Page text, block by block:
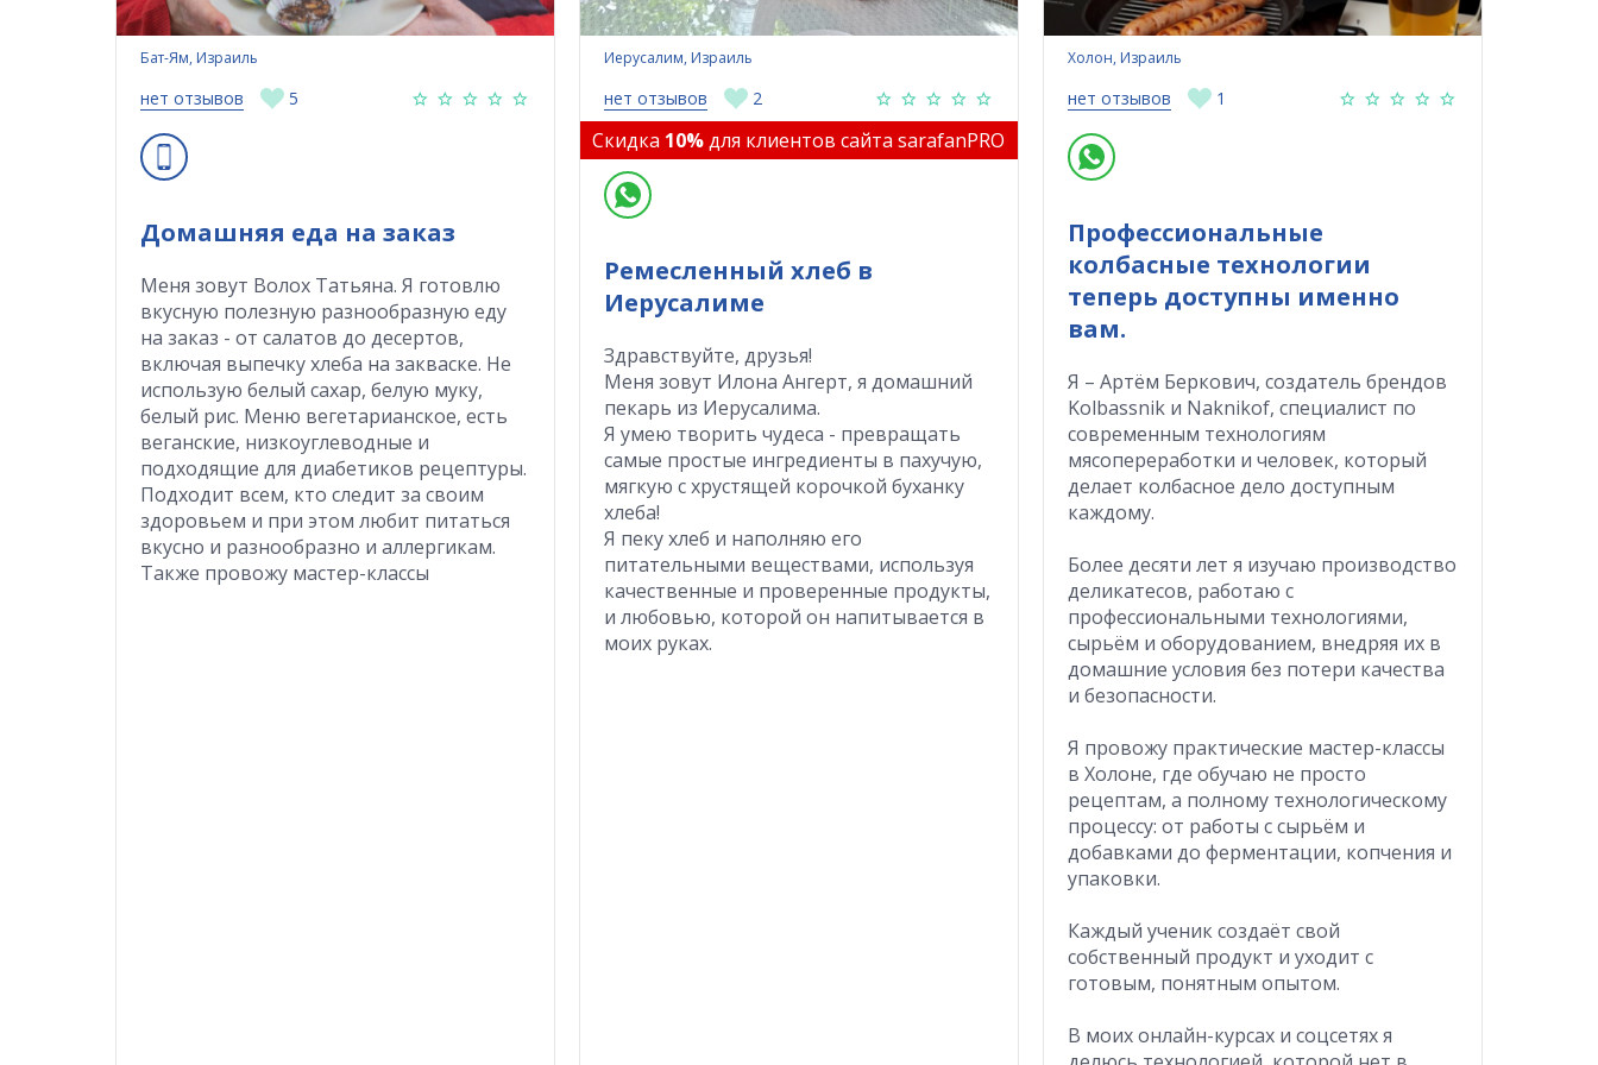
Домашняя еда на заказ
Меня зовут Волох Татьяна. Я готовлю
вкусную полезную разнообразную еду
на заказ - от салатов до десертов,
включая выпечку хлеба на закваске. Не
использую белый сахар, белую муку,
белый рис. Меню вегетарианское, есть
веганские, низкоуглеводные и
подходящие для диабетиков рецептуры.
Подходит всем, кто следит за своим
здоровьем и при этом любит питаться
вкусно и разнообразно и аллергикам.
Также провожу мастер-классы
Бат-Ям, Израиль
нет отзывов 5
Ремесленный хлеб в
Иерусалиме
Здравствуйте, друзья!
Меня зовут Илона Ангерт, я домашний
пекарь из Иерусалима.
Я умею творить чудеса - превращать
самые простые ингредиенты в пахучую,
мягкую с хрустящей корочкой буханку
хлеба!
Я пеку хлеб и наполняю его
питательными веществами, используя
качественные и проверенные продукты,
и любовью, которой он напитывается в
моих руках.
Иерусалим, Израиль
нет отзывов 2
Скидка 10%для клиентов сайта sarafanPRO
Профессиональные
колбасные технологии
теперь доступны именно
вам.
Я – Артём Беркович, создатель брендов
Kolbassnik и Naknikof, специалист по
современным технологиям
мясопереработки и человек, который
делает колбасное дело доступным
каждому.
Более десяти лет я изучаю производство
деликатесов, работаю с
профессиональными технологиями,
сырьём и оборудованием, внедряя их в
домашние условия без потери качества
и безопасности.
Я провожу практические мастер-классы
в Холоне, где обучаю не просто
рецептам, а полному технологическому
процессу: от работы с сырьём и
добавками до ферментации, копчения и
упаковки.
Каждый ученик создаёт свой
собственный продукт и уходит с
готовым, понятным опытом.
В моих онлайн-курсах и соцсетях я
Холон, Израиль
нет отзывов 1